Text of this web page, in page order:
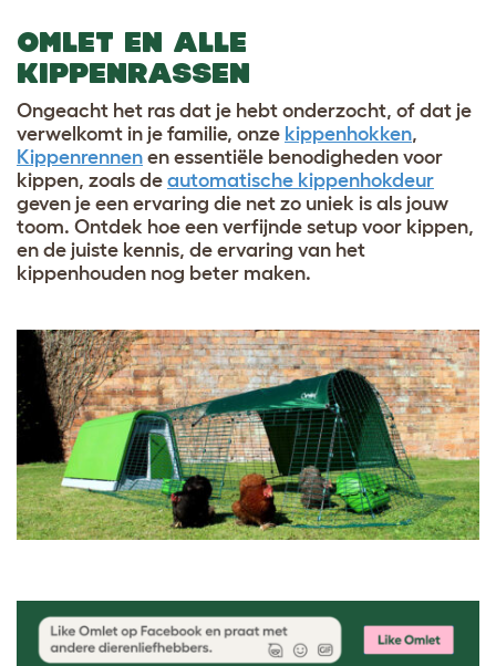
OMLET EN ALLE
KIPPENRASSEN
Ongeacht het ras dat je hebt onderzocht, of dat je
verwelkomt in je familie, onze kippenhokken,
Kippenrennen en essentiële benodigheden voor
kippen, zoals de automatische kippenhokdeur
geven je een ervaring die net zo uniek is als jouw
toom. Ontdek hoe een verfijnde setup voor kippen,
en de juiste kennis, de ervaring van het
kippenhouden nog beter maken.